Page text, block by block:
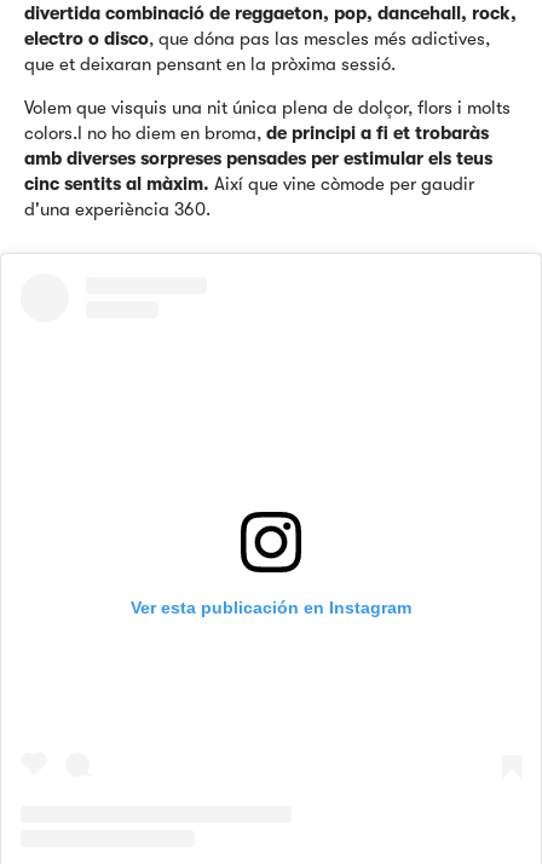
divertida combinació de reggaeton, pop, dancehall, rock,
electro o disco, que dóna pas las mescles més adictives,
que et deixaran pensant en la pròxima sessió.
Volem que visquis una nit única plena de dolçor, flors i molts
colors.I no ho diem en broma, de principi a fi et trobaràs
amb diverses sorpreses pensades per estimular els teus
cinc sentits al màxim. Així que vine còmode per gaudir
d'una experiència 360.
Ver esta publicación en Instagram